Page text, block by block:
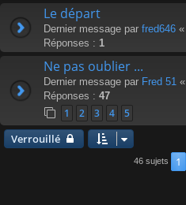
Le départ
Dernier message par fred646 «
Réponses : 1
Ne pas oublier ...
Dernier message par Fred 51 «
Réponses : 47
1 2 3 4 5
Verrouillé
46 sujets 1